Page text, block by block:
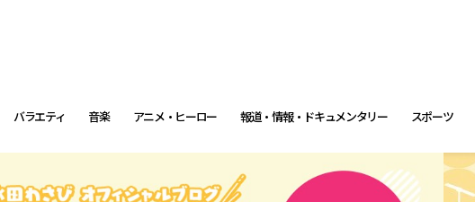
バラエティ 音楽 アニメ・ヒーロー 報道・情報・ドキュメンタリー スポーツ